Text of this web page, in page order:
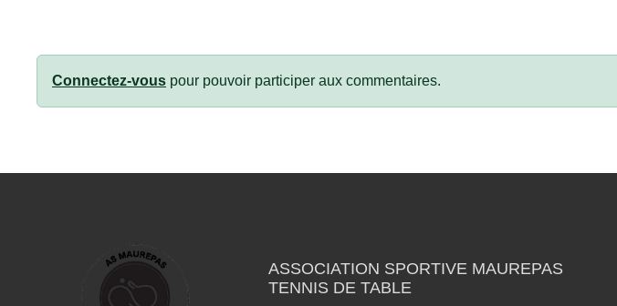
Connectez-vous pour pouvoir participer aux commentaires.
ASSOCIATION SPORTIVE MAUREPAS
TENNIS DE TABLE